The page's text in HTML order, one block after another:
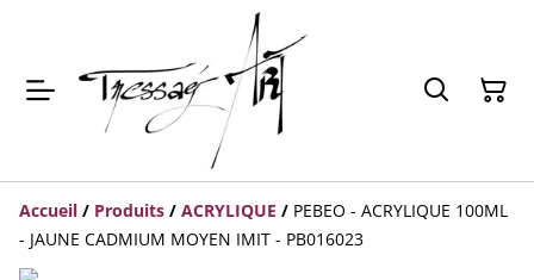
Accueil / Produits / ACRYLIQUE / PEBEO - ACRYLIQUE 100ML
- JAUNE CADMIUM MOYEN IMIT - PB016023